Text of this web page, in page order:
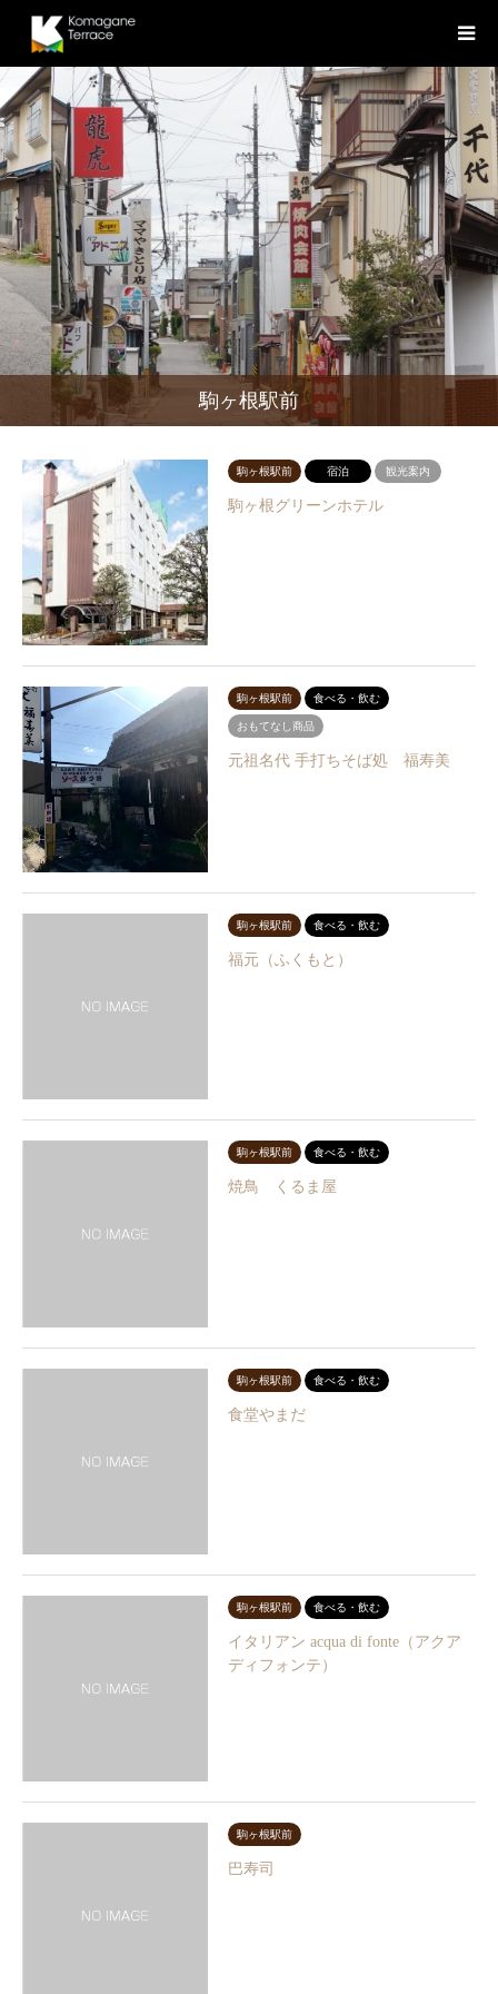
駒ヶ根駅前
駒ヶ根駅前 宿泊 観光案内
駒ヶ根グリーンホテル
駒ヶ根駅前 食べる・飲む
おもてなし商品
元祖名代 手打ちそば処 福寿美
駒ヶ根駅前 食べる・飲む
福元（ふくもと）
駒ヶ根駅前 食べる・飲む
焼鳥 くるま屋
駒ヶ根駅前 食べる・飲む
食堂やまだ
駒ヶ根駅前 食べる・飲む
イタリアン acqua di fonte（アクア
ディフォンテ）
駒ヶ根駅前
巴寿司